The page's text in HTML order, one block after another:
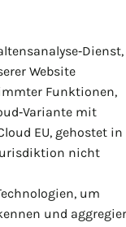
Website
Funktionen,
mit
EU, gehostet in
nicht
um
und